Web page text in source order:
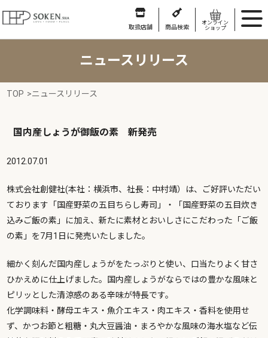
取扱店舗 商品検索
オンライン
ショップ
ニュースリリース
TOP >ニュースリリース
国内産しょうが御飯の素 新発売
2012.07.01
株式会社創健社(本社：横浜市、社長：中村靖）は、ご好評いただい
ております「国産野菜の五目ちらし寿司」・「国産野菜の五目炊き
込みご飯の素」に加え、新たに素材とおいしさにこだわった「ご飯
の素」を7月1日に発売いたしました。
細かく刻んだ国内産しょうがをたっぷりと使い、口当たりよく甘さ
ひかえめに仕上げました。国内産しょうがならではの豊かな風味と
ピリッとした清涼感のある辛味が特長です。
化学調味料・酵母エキス・魚介エキス・肉エキス・香料を使用せ
ず、かつお節と粗糖・丸大豆醤油・まろやかな風味の海水塩など伝